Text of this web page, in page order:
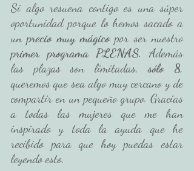
Si algo resuena contigo es una súper
oportunidad porque lo hemos sacado a
un precio muy mágico por ser nuestro
primer programa PLENAS. Además
las plazas son limitadas, sólo 8,
queremos que sea algo muy cercano y de
compartir en un pequeño grupo. Gracias
a todas las mujeres que me han
inspirado y toda la ayuda que he
recibido para que hoy puedas estar
leyendo esto.